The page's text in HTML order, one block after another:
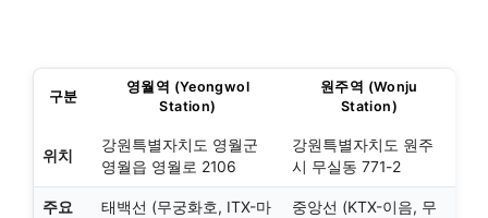
구분
영월역 (Yeongwol
Station)
원주역 (Wonju
Station)
위치
강원특별자치도 영월군
영월읍 영월로 2106
강원특별자치도 원주
시 무실동 771-2
주요
태백선 (무궁화호, ITX-마
중앙선 (KTX-이음, 무